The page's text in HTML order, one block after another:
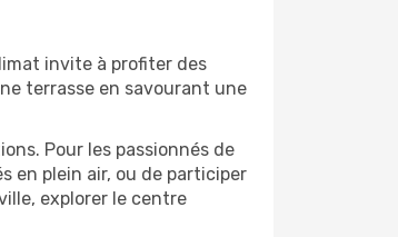
invite à profiter des
terrasse en savourant une
Pour les passionnés de
en plein air, ou de participer
explorer le centre